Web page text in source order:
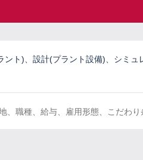
ント)、設計(プラント設備)、シミュ
地、職種、給与、雇用形態、こだわり